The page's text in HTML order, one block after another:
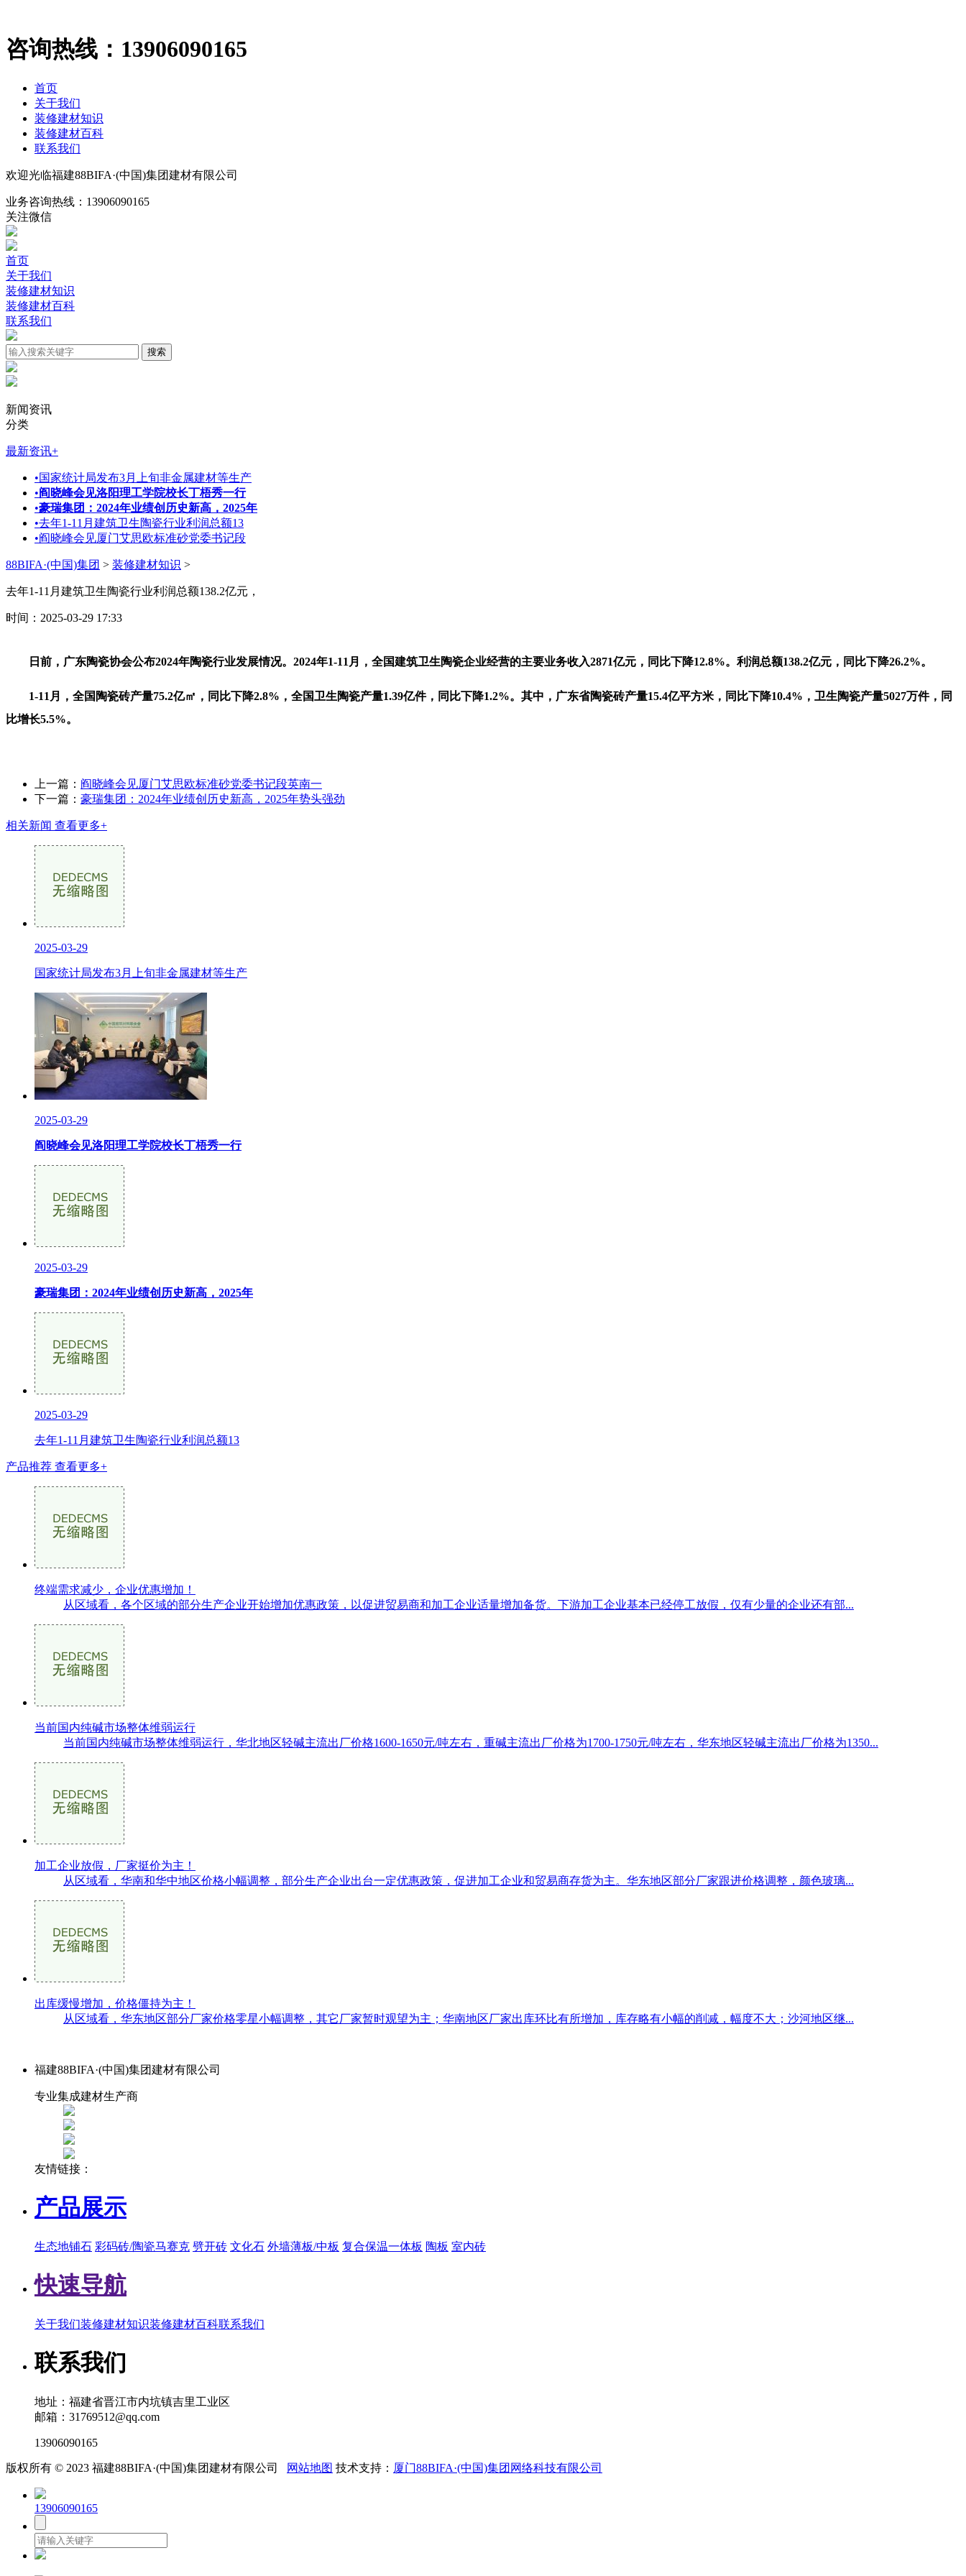
咨询热线： 13906090165
首页
关于我们
装修建材知识
装修建材百科
联系我们
欢迎光临福建88BIFA·(中国)集团建材有限公司
业务咨询热线： 13906090165
关注微信
首页
关于我们
装修建材知识
装修建材百科
联系我们
新闻资讯
分类
最新资讯+
•国家统计局发布3月上旬非金属建材等生产
•阎晓峰会见洛阳理工学院校长丁梧秀一行
•豪瑞集团：2024年业绩创历史新高，2025年
•去年1-11月建筑卫生陶瓷行业利润总额13
•阎晓峰会见厦门艾思欧标准砂党委书记段
88BIFA·(中国)集团 > 装修建材知识 >
去年1-11月建筑卫生陶瓷行业利润总额138.2亿元，
时间：2025-03-29 17:33
日前，广东陶瓷协会公布2024年陶瓷行业发展情况。2024年1-11月，全国建筑卫生陶瓷企业经营的主要业务收入2871亿元，同比下降12.8%。利润总额138.2亿元，同比下降26.2%。
1-11月，全国陶瓷砖产量75.2亿㎡，同比下降2.8%，全国卫生陶瓷产量1.39亿件，同比下降1.2%。其中，广东省陶瓷砖产量15.4亿平方米，同比下降10.4%，卫生陶瓷产量5027万件，同
比增长5.5%。
上一篇： 阎晓峰会见厦门艾思欧标准砂党委书记段英南一
下一篇： 豪瑞集团：2024年业绩创历史新高，2025年势头强劲
相关新闻 查看更多+
2025-03-29
国家统计局发布3月上旬非金属建材等生产
2025-03-29
阎晓峰会见洛阳理工学院校长丁梧秀一行
2025-03-29
豪瑞集团：2024年业绩创历史新高，2025年
2025-03-29
去年1-11月建筑卫生陶瓷行业利润总额13
产品推荐 查看更多+
终端需求减少，企业优惠增加！
从区域看，各个区域的部分生产企业开始增加优惠政策，以促进贸易商和加工企业适量增加备货。下游加工企业基本已经停工放假，仅有少量的企业还有部...
当前国内纯碱市场整体维弱运行
当前国内纯碱市场整体维弱运行，华北地区轻碱主流出厂价格1600-1650元/吨左右，重碱主流出厂价格为1700-1750元/吨左右，华东地区轻碱主流出厂价格为1350...
加工企业放假，厂家挺价为主！
从区域看，华南和华中地区价格小幅调整，部分生产企业出台一定优惠政策，促进加工企业和贸易商存货为主。华东地区部分厂家跟进价格调整，颜色玻璃...
出库缓慢增加，价格僵持为主！
从区域看，华东地区部分厂家价格零星小幅调整，其它厂家暂时观望为主；华南地区厂家出库环比有所增加，库存略有小幅的削减，幅度不大；沙河地区继...
福建88BIFA·(中国)集团建材有限公司
专业集成建材生产商
友情链接：
产品展示
生态地铺石 彩码砖/陶瓷马赛克 劈开砖 文化石 外墙薄板/中板 复合保温一体板 陶板 室内砖
快速导航
关于我们装修建材知识装修建材百科联系我们
联系我们
地址：福建省晋江市内坑镇吉里工业区
邮箱：31769512@qq.com
13906090165
版权所有 © 2023 福建88BIFA·(中国)集团建材有限公司 网站地图 技术支持： 厦门88BIFA·(中国)集团网络科技有限公司
13906090165